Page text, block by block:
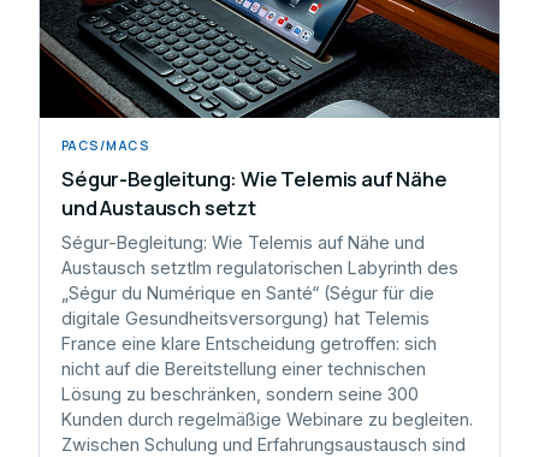
PACS/MACS
Ségur-Begleitung: Wie Telemis auf Nähe
und Austausch setzt
Ségur-Begleitung: Wie Telemis auf Nähe und
Austausch setztIm regulatorischen Labyrinth des
„Ségur du Numérique en Santé“ (Ségur für die
digitale Gesundheitsversorgung) hat Telemis
France eine klare Entscheidung getroffen: sich
nicht auf die Bereitstellung einer technischen
Lösung zu beschränken, sondern seine 300
Kunden durch regelmäßige Webinare zu begleiten.
Zwischen Schulung und Erfahrungsaustausch sind